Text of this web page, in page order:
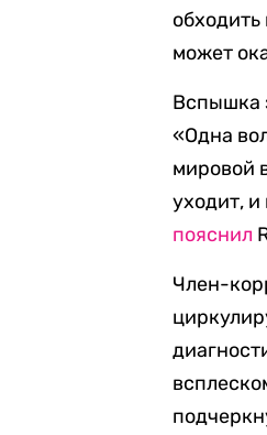
может
Вспышка
«Одна
мировой
уходит,
пояснил
Член-